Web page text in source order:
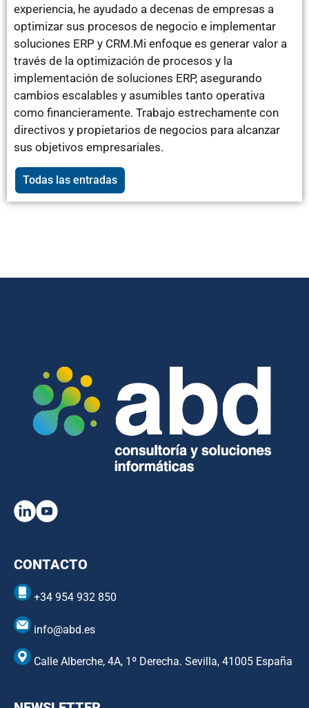
experiencia, he ayudado a decenas de empresas a
optimizar sus procesos de negocio e implementar
soluciones ERP y CRM.Mi enfoque es generar valor a
través de la optimización de procesos y la
implementación de soluciones ERP, asegurando
cambios escalables y asumibles tanto operativa
como financieramente. Trabajo estrechamente con
directivos y propietarios de negocios para alcanzar
sus objetivos empresariales.
Todas las entradas
CONTACTO
+34 954 932 850
info@abd.es
Calle Alberche, 4A, 1º Derecha. Sevilla, 41005 España